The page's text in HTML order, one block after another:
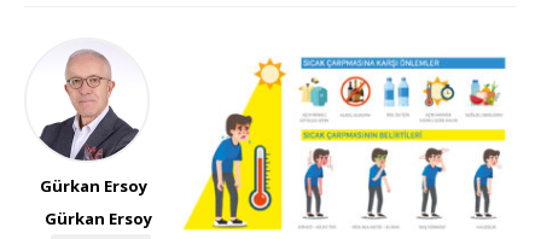
Gürkan Ersoy
Gürkan Ersoy